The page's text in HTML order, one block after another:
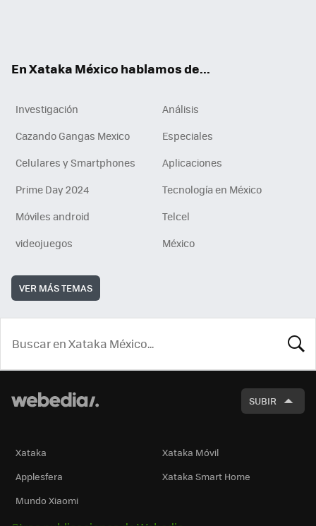
En Xataka México hablamos de...
Investigación
Análisis
Cazando Gangas Mexico
Especiales
Celulares y Smartphones
Aplicaciones
Prime Day 2024
Tecnología en México
Móviles android
Telcel
videojuegos
México
VER MÁS TEMAS
SUBIR
Xataka
Xataka Móvil
Applesfera
Xataka Smart Home
Mundo Xiaomi